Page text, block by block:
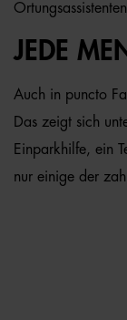
JEDE
Auch in puncto
Das zeigt sich
Einparkhilfe, ein
nur einige der